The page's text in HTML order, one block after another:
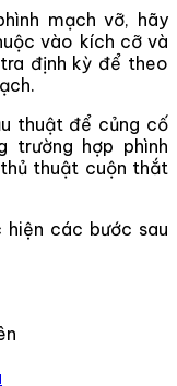
mạch vỡ, hãy
vào kích cỡ và
định kỳ để theo
thuật để củng cố
trường hợp phình
thuật cuộn thắt
các bước sau